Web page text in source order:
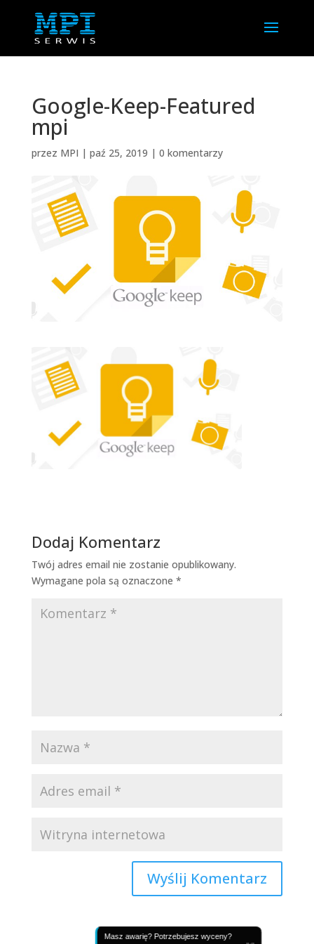
Masz awarię? Potrzebujesz wyceny?
Google-Keep-Featured
mpi
przez MPI | paź 25, 2019 | 0 komentarzy
Dodaj Komentarz
Twój adres email nie zostanie opublikowany.
Wymagane pola są oznaczone *